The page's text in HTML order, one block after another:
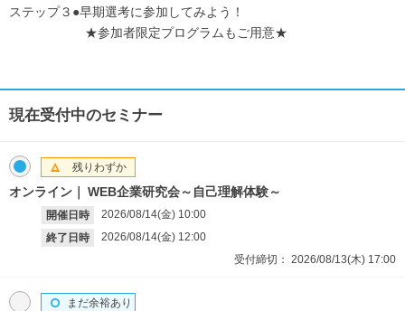
ステップ３●早期選考に参加してみよう！
★参加者限定プログラムもご用意★
現在受付中のセミナー
オンライン WEB企業研究会～自己理解体験～
開催日時 2026/08/14(金) 10:00
終了日時
2026/08/14(金) 12:00
残りわずか
受付締切： 2026/08/13(木) 17:00
まだ余裕あり